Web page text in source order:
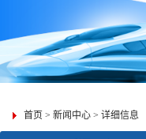
首页 > 新闻中心 > 详细信息